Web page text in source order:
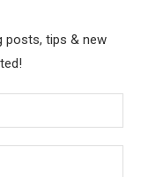
posts, tips & new